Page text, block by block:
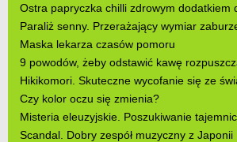
Ostra papryczka chilli zdrowym dodatkiem
Paraliż senny. Przerażający wymiar
Maska lekarza czasów pomoru
9 powodów, żeby odstawić kawę
Hikikomori. Skuteczne wycofanie się ze
Czy kolor oczu się zmienia?
Misteria eleuzyjskie. Poszukiwanie
Scandal. Dobry zespół muzyczny z Japonii